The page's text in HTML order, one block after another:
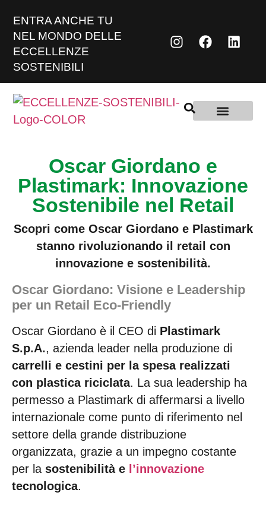
ENTRA ANCHE TU
NEL MONDO DELLE
ECCELLENZE
SOSTENIBILI
Oscar Giordano e
Plastimark: Innovazione
Sostenibile nel Retail
Scopri come Oscar Giordano e Plastimark
stanno rivoluzionando il retail con
innovazione e sostenibilità.
Oscar Giordano: Visione e Leadership
per un Retail Eco-Friendly
Oscar Giordano è il CEO di Plastimark
S.p.A., azienda leader nella produzione di
carrelli e cestini per la spesa realizzati
con plastica riciclata. La sua leadership ha
permesso a Plastimark di affermarsi a livello
internazionale come punto di riferimento nel
settore della grande distribuzione
organizzata, grazie a un impegno costante
per la sostenibilità e l’innovazione
tecnologica.